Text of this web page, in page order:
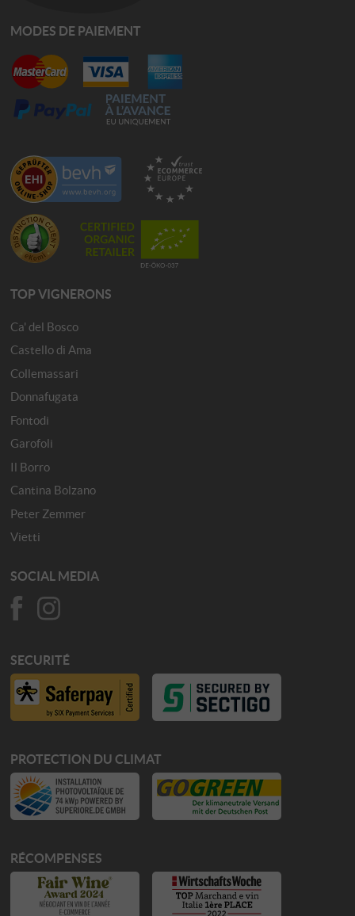
MODES DE PAIEMENT
TOP VIGNERONS
Ca' del Bosco
Castello di Ama
Collemassari
Donnafugata
Fontodi
Garofoli
Il Borro
Cantina Bolzano
Peter Zemmer
Vietti
SOCIAL MEDIA
SECURITÉ
PROTECTION DU CLIMAT
RÉCOMPENSES